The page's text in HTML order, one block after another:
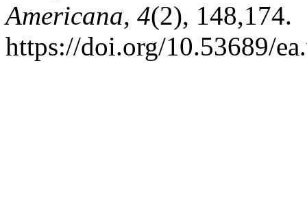
Americana, 4(2), 148,174.
https://doi.org/10.53689/